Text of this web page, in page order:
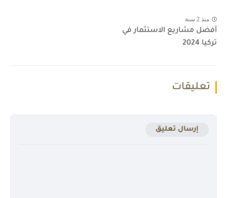
منذ 2 سنة
أفضل مشاريع الاستثمار في
تركيا 2024
تعليقات
إرسال تعليق